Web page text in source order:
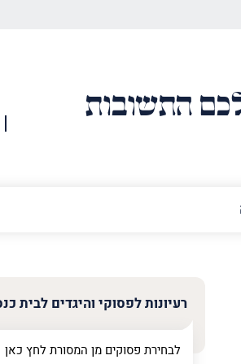
התשובות
רעיונות לפסוקי והיגדים לבית
לבחירת פסוקים מן המסורת לחץ כאן